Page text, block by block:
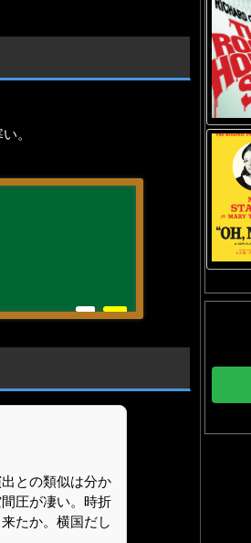
。
との類似は分か
圧が凄い。時折
たか。横国だし